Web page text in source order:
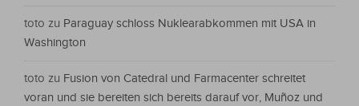
toto zu Paraguay schloss Nuklearabkommen mit USA in
Washington
toto zu Fusion von Catedral und Farmacenter schreitet
voran und sie bereiten sich bereits darauf vor, Muñoz und